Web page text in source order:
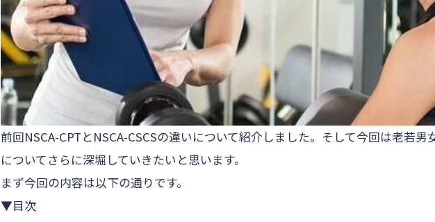
前回NSCA-CPTとNSCA-CSCSの違いについて紹介しました。そして今回は老若男
についてさらに深堀していきたいと思います。
まず今回の内容は以下の通りです。
▼目次